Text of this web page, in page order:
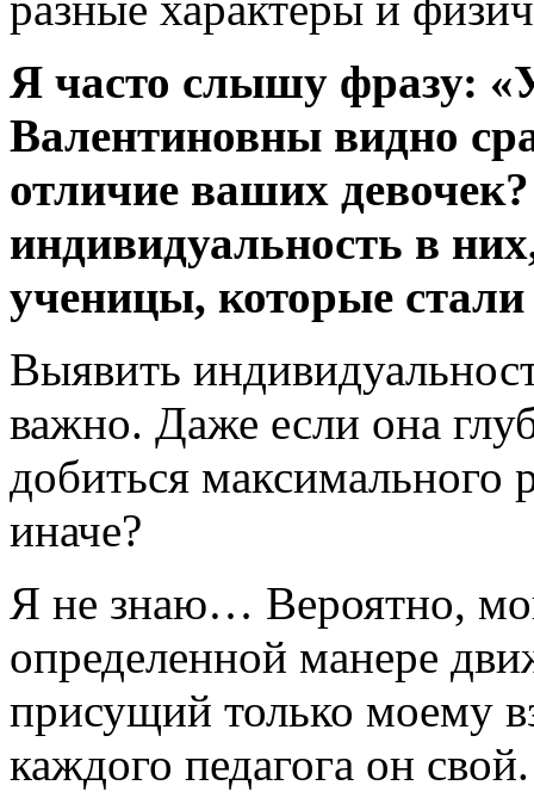
Я часто слышу фразу:
Валентиновны видно
отличие ваших
индивидуальность в
ученицы, которые
Выявить
важно. Даже если она
добиться максимального
иначе?
Я не знаю… Вероятно,
определенной манере
присущий только моему
каждого педагога он свой.